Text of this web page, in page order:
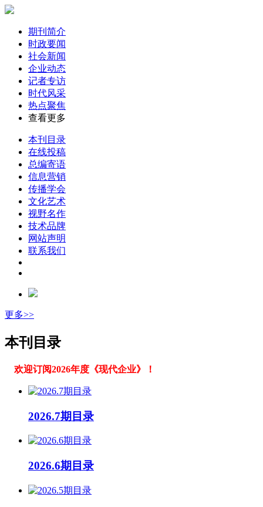
期刊简介
时政要闻
社会新闻
企业动态
记者专访
时代风采
热点聚焦
查看更多
本刊目录
在线投稿
总编寄语
信息营销
传播学会
文化艺术
视野名作
技术品牌
网站声明
联系我们
更多>>
本刊目录
欢迎订阅2026年度《现代企业》！
2026.7期目录
2026.6期目录